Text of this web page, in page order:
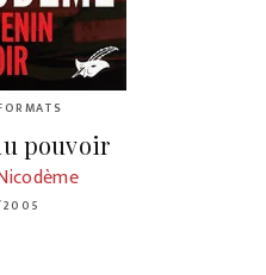
pouvoir